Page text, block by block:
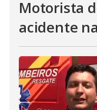
Motorista
acidente